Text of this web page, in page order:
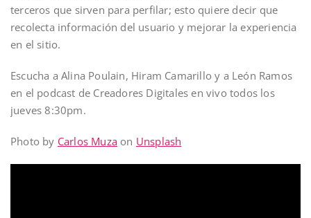
terceros que sirven para perfilar; esto quiere decir que
recolecta información del usuario y mejorar la experiencia
en el sitio.
Escucha a Alina Poulain, Hiram Camarillo y a León Ramos
en el podcast de Creadores Digitales en vivo todos los
jueves 8:30pm.
Photo by Carlos Muza on Unsplash